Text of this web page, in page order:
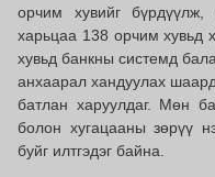
орчим хувийг
харьцаа 138 орчим хувьд
хувьд банкны системд
анхаарал хандуулах
батлан харуулдаг. Мөн
болон хугацааны зөрүү
буйг илтгэдэг байна.